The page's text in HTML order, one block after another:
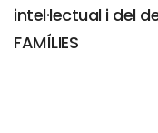
intel·lectual i del
FAMÍLIES